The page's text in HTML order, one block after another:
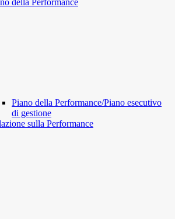
della Performance
Piano della Performance/Piano esecutivo
di gestione
sulla Performance